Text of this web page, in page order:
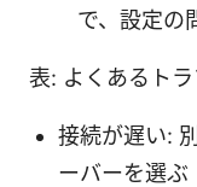
で、設定の
表: よくあるト
接続が遅い:
ーバーを選ぶ